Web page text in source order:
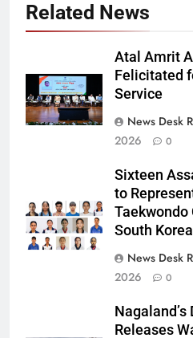
Related News
Atal Amrit
Felicitated
Service
News Desk
2026
0
Sixteen
to
Taekwondo
South Korea
News Desk
2026
0
Releases